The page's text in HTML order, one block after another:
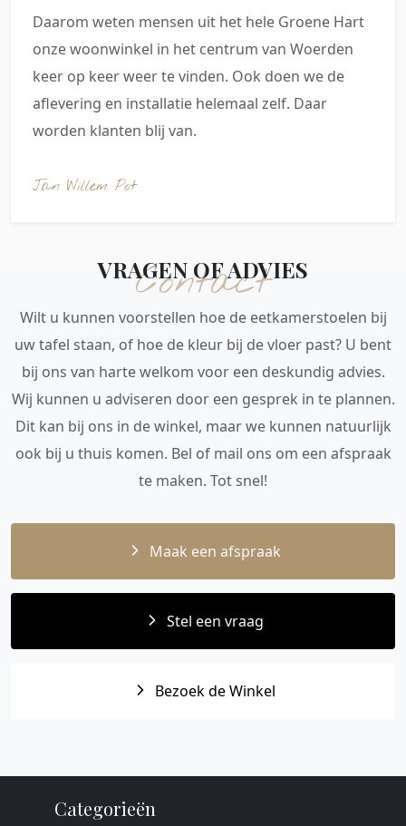
Daarom weten mensen uit het hele Groene Hart
onze woonwinkel in het centrum van Woerden
keer op keer weer te vinden. Ook doen we de
aflevering en installatie helemaal zelf. Daar
worden klanten blij van.
Jan Willem Pot
Contact
VRAGEN OF ADVIES
Wilt u kunnen voorstellen hoe de eetkamerstoelen bij
uw tafel staan, of hoe de kleur bij de vloer past? U bent
bij ons van harte welkom voor een deskundig advies.
Wij kunnen u adviseren door een gesprek in te plannen.
Dit kan bij ons in de winkel, maar we kunnen natuurlijk
ook bij u thuis komen. Bel of mail ons om een afspraak
te maken. Tot snel!
Maak een afspraak
Stel een vraag
Bezoek de Winkel
Categorieën